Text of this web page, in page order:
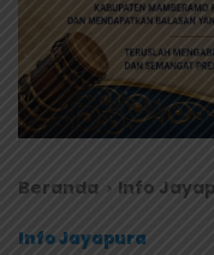
Beranda Info
Info Jayapura